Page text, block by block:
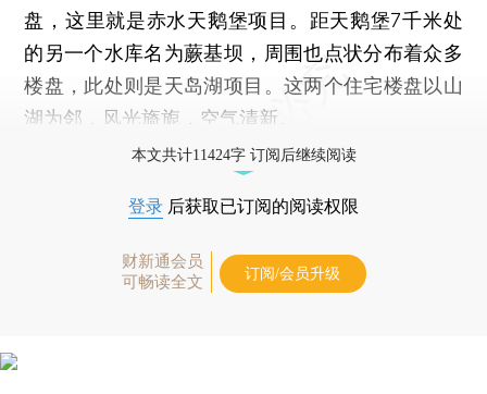
盘，这里就是赤水天鹅堡项目。距天鹅堡7千米处
的另一个水库名为蕨基坝，周围也点状分布着众多
楼盘，此处则是天岛湖项目。这两个住宅楼盘以山
湖为邻，风光旖旎，空气清新。
本文共计11424字 订阅后继续阅读
登录 后获取已订阅的阅读权限
财新通会员
可畅读全文
订阅/会员升级